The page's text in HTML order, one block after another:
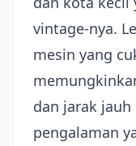
vintage-nya.
mesin yang
dan jarak
pengalaman